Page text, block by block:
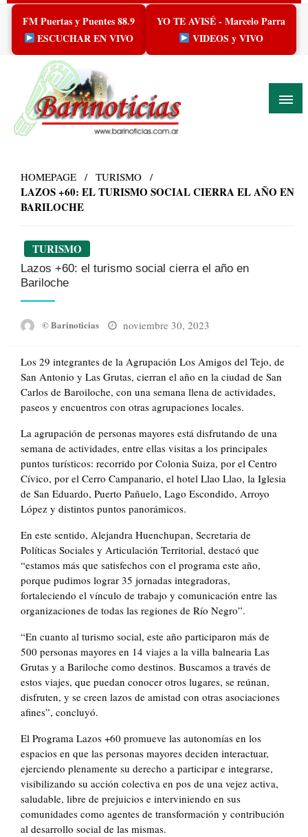
Skip
content
FM Puertas y Puentes 88.9
ESCUCHAR EN VIVO
YO TE AVISÉ - Marcelo Parra
VIDEOS y VIVO
HOMEPAGE TURISMO
LAZOS +60: EL TURISMO SOCIAL CIERRA EL AÑO EN
BARILOCHE
TURISMO
Lazos +60: el turismo social cierra el año en
Bariloche
© Barinoticias
Posted
noviembre 30, 2023
Los 29 integrantes de la Agrupación Los Amigos del Tejo, de
San Antonio y Las Grutas, cierran el año en la ciudad de San
Carlos de Baroiloche, con una semana llena de actividades,
paseos y encuentros con otras agrupaciones locales.
La agrupación de personas mayores está disfrutando de una
semana de actividades, entre ellas visitas a los principales
puntos turísticos: recorrido por Colonia Suiza, por el Centro
Cívico, por el Cerro Campanario, el hotel Llao Llao, la Iglesia
de San Eduardo, Puerto Pañuelo, Lago Escondido, Arroyo
López y distintos puntos panorámicos.
En este sentido, Alejandra Huenchupan, Secretaria de
Políticas Sociales y Articulación Territorial, destacó que
“estamos más que satisfechos con el programa este año,
porque pudimos lograr 35 jornadas integradoras,
fortaleciendo el vínculo de trabajo y comunicación entre las
organizaciones de todas las regiones de Río Negro”.
“En cuanto al turismo social, este año participaron más de
500 personas mayores en 14 viajes a la villa balnearia Las
Grutas y a Bariloche como destinos. Buscamos a través de
estos viajes, que puedan conocer otros lugares, se reúnan,
disfruten, y se creen lazos de amistad con otras asociaciones
afines”, concluyó.
El Programa Lazos +60 promueve las autonomías en los
espacios en que las personas mayores deciden interactuar,
ejerciendo plenamente su derecho a participar e integrarse,
visibilizando su acción colectiva en pos de una vejez activa,
saludable, libre de prejuicios e interviniendo en sus
comunidades como agentes de transformación y contribución
al desarrollo social de las mismas.